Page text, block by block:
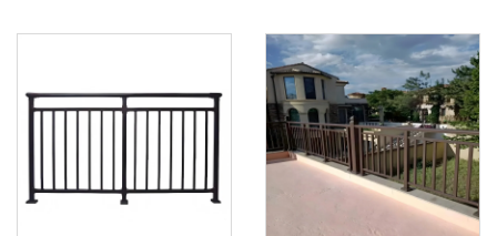
buiten, inclusief
terras
vouwbaar systeem
voor buiten